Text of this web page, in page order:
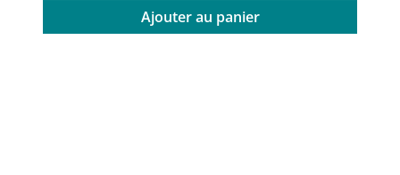
Ajouter au panier